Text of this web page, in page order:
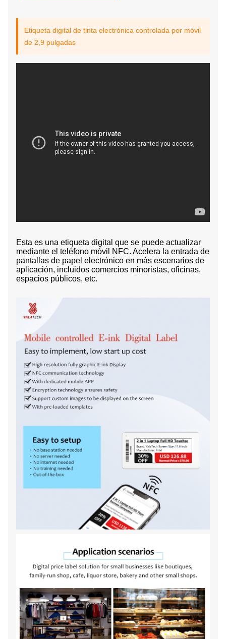
Etiqueta digital de tinta electrónica controlada por móvil
de 2,9 pulgadas
Esta es una etiqueta digital que se puede actualizar
mediante el teléfono móvil NFC. Acelera la entrada de
pantallas de papel electrónico en más escenarios de
aplicación, incluidos comercios minoristas, oficinas,
espacios públicos, etc.